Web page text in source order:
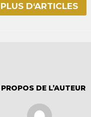
PLUS D‘ARTICLES
DE L’AUTEUR